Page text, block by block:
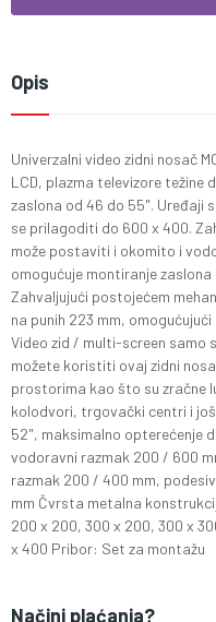
Opis
Univerzalni video zidni nosač
LCD, plazma televizore težine
zaslona od 46 do 55". Uređaji
se prilagoditi do 600 x 400.
može postaviti i okomito i
omogućuje montiranje
Zahvaljujući postojećem
na punih 223 mm,
Video zid / multi-screen samo
možete koristiti ovaj zidni
prostorima kao što su zračne
kolodvori, trgovački centri i
52", maksimalno opterećenje
vodoravni razmak 200 / 600
razmak 200 / 400 mm,
mm Čvrsta metalna
200 x 200, 300 x 200, 300 x
x 400 Pribor: Set za montažu
Načini plaćanja?